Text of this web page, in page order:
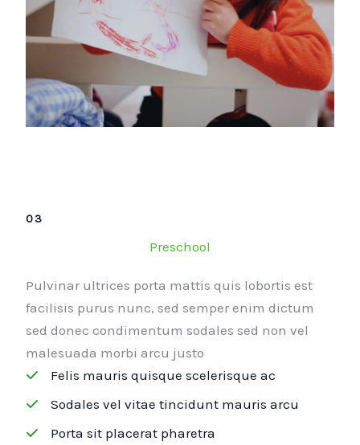
03
Preschool
Pulvinar ultrices porta mattis quis lobortis est
facilisis purus nunc, sed semper enim dictum
sed donec condimentum sodales sed non vel
malesuada morbi arcu justo
Felis mauris quisque scelerisque ac
Sodales vel vitae tincidunt mauris arcu
Porta sit placerat pharetra